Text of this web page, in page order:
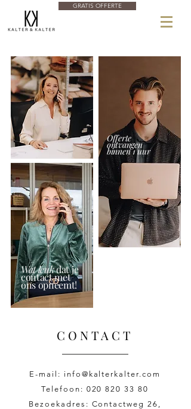
GRATIS OFFERTE
Wat leukdat je
contact met
ons opneemt!
Offerte
ontvangen
binnen 1 uur
CONTACT
E-mail: info@kalterkalter.com
Telefoon: 020 820 33 80
Bezoekadres: Contactweg 26,